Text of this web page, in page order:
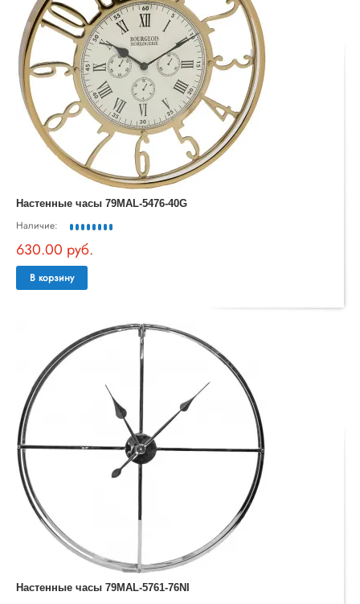
Настенные часы 79MAL-5476-40G
Наличие:
630.00 руб.
В корзину
Настенные часы 79MAL-5761-76NI